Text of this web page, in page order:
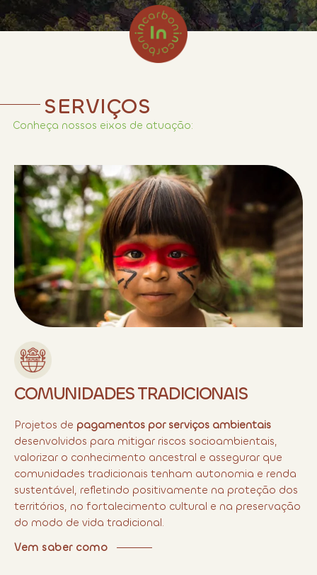
SERVIÇOS
Conheça nossos eixos de atuação:
COMUNIDADES TRADICIONAIS
Projetos de pagamentos por serviços ambientais
desenvolvidos para mitigar riscos socioambientais,
valorizar o conhecimento ancestral e assegurar que
comunidades tradicionais tenham autonomia e renda
sustentável, refletindo positivamente na proteção dos
territórios, no fortalecimento cultural e na preservação
do modo de vida tradicional.
Vem saber como